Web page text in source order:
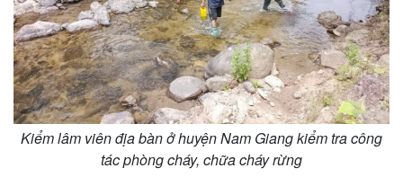
Bất động sản
Khởi nghiệp
Giá vàng
Tiêu dùng
Tỷ giá
Chứng khoán
Giá cà phê
Kiểm lâm viên địa bàn ở huyện Nam Giang kiểm tra công
tác phòng cháy, chữa cháy rừng